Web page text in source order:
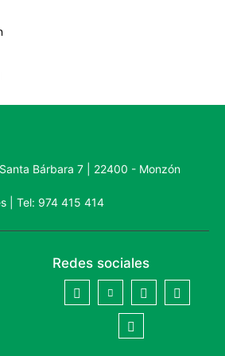
Bárbara 7 | 22400 - Monzón
| Tel: 974 415 414
Redes sociales